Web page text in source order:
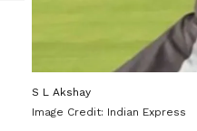
S L Akshay
Image Credit: Indian Express